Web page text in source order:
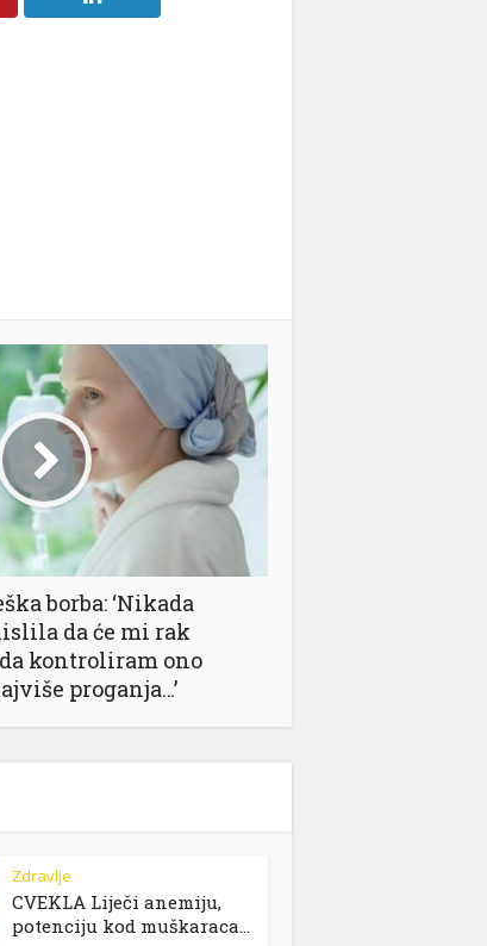
borba: ‘Nikada
da će mi rak
kontroliram ono
proganja…’
Zdravlje
CVEKLA Liječi anemiju,
potenciju kod muškaraca...